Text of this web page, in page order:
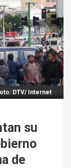
DTV/ Internet
su
de